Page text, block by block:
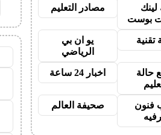
لينك
بوست
مصادر التعليم
تقنية
يو ان بي
الرياضي
حالة
اخبار 24 ساعة
فنون
صحيفة العالم